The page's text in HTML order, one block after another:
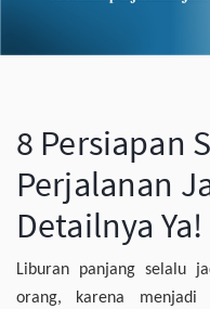
8 Persiapan
Perjalanan
Detailnya Ya!
Liburan panjang selalu
orang, karena menjadi